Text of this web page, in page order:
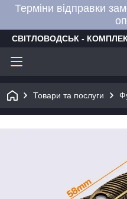
Терміни відправки
СВІТЛОВОДСЬК -
Товари та послуги